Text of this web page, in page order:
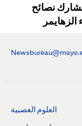
يشارك نصائح
الزهايمر
العلوم العصبية